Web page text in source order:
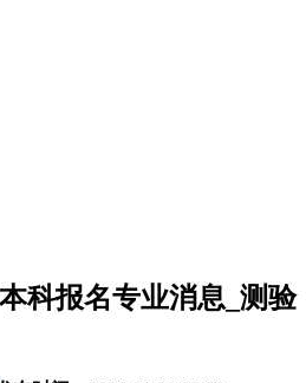
科报名专业消息_测验